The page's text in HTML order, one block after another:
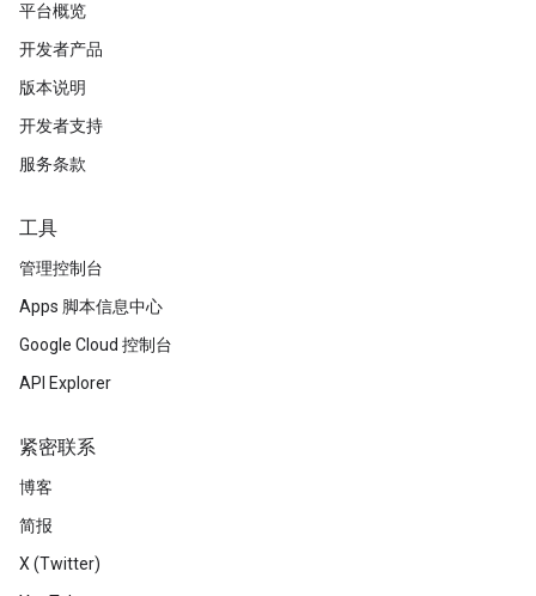
平台概览
开发者产品
版本说明
开发者支持
服务条款
工具
管理控制台
Apps 脚本信息中心
Google Cloud 控制台
API Explorer
紧密联系
博客
简报
X (Twitter)